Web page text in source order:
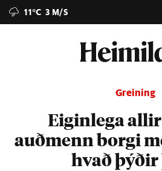
11°C 3 M/S
Greining
Eiginlega
auðmenn borgi
hvað þýðir